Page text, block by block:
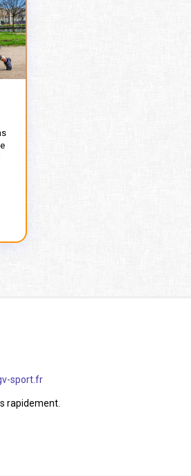
sport.fr
rapidement.